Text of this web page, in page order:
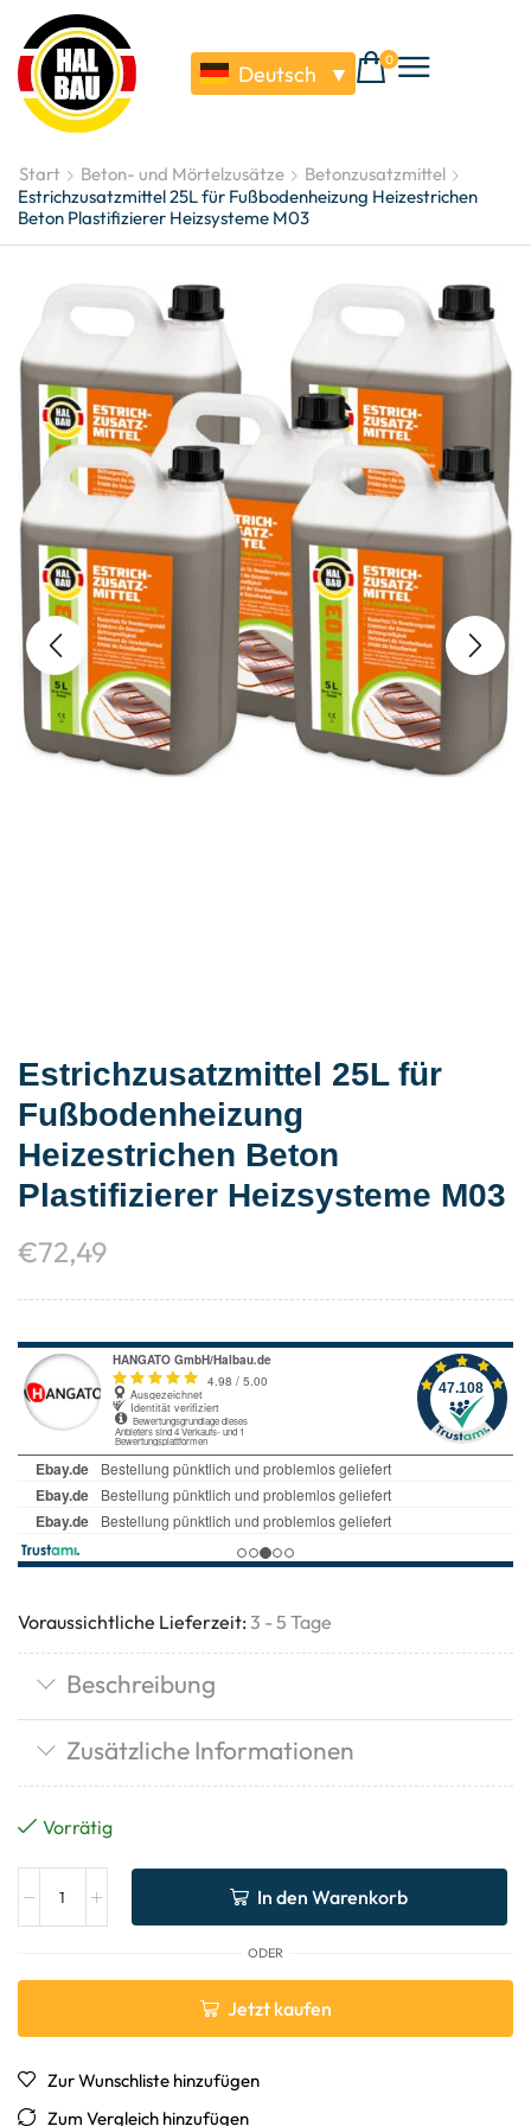
Deutsch ▼
0
Start Beton- und Mörtelzusätze
Betonzusatzmittel
Estrichzusatzmittel 25L für Fußbodenheizung Heizestrichen
Beton Plastifizierer Heizsysteme M03
Estrichzusatzmittel 25L für
Fußbodenheizung
Heizestrichen Beton
Plastifizierer Heizsysteme M03
€72,49
Voraussichtliche Lieferzeit: 3 - 5 Tage
Beschreibung
Zusätzliche Informationen
Vorrätig
In den Warenkorb
ODER
Jetzt kaufen
Zur Wunschliste hinzufügen
Zum Vergleich hinzufügen